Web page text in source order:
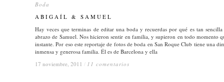
Boda
ABIGAÍL & SAMUEL
Hay veces que terminas de editar una boda y recuerdas por qué es tan
abrazo de Samuel. Nos hicieron sentir en familia, y supieron en todo momento
instante. Por eso este reportaje de fotos de boda en San Roque Club tiene una
inmensa y generosa familia. Él es de Barcelona y ella
17 noviembre, 2011 / 11 comentarios
Boda
ABIGAÍL & SAMUEL
17 noviembre, 2011 / 11 comentarios